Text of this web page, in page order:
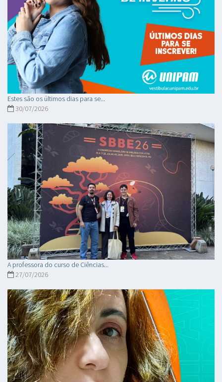
Estes são os últimos dias para se...
30/07/2026
A professora do curso de Ciências...
27/07/2026